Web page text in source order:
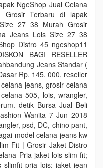
NgeShop‎ Jual Celana
Terbaru di lapak
27 38 Murah Grosir
Jeans Lois Size 27 38
Distro 45 ngeshop11
BAGI RESELLER
Jeans Standar (
Rp. 145. 000, reseller
jeans, grosir celana
505, lois, wrangler,
detik Bursa Jual Beli
Wanita 7 Jun 2018
psd, DC, chino pant,
model celana jeans kw
Fit | Grosir Jaket Distro
Pria jaket lois slim fit;
slimfit pria lois; jaket jean